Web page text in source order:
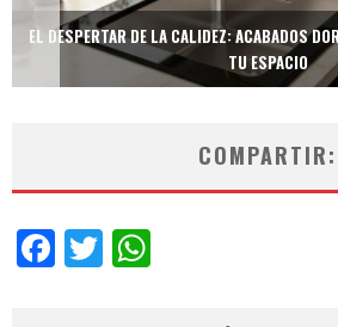
EL DESPERTAR DE LA CALIDEZ: ACABADOS
TU ESPACIO
COMPARTIR:
Facebook
Twitter